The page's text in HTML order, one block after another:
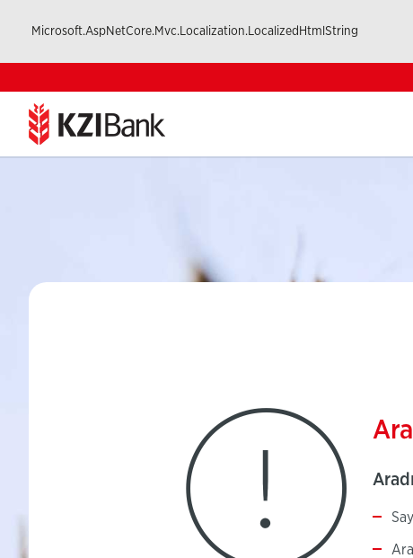
Microsoft.AspNetCore.Mvc.Localization.LocalizedHtmlString